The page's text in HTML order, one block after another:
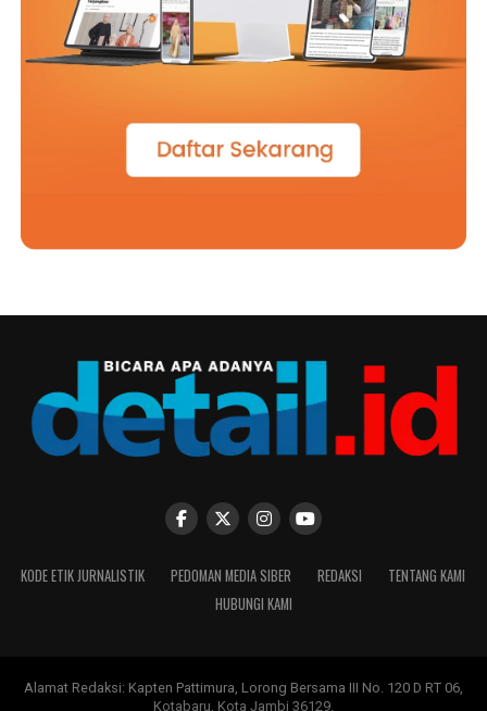
KODE ETIK JURNALISTIK PEDOMAN MEDIA SIBER REDAKSI
TENTANG KAMI
HUBUNGI KAMI
Alamat Redaksi: Kapten Pattimura, Lorong Bersama III No. 120 D RT 06,
Kotabaru, Kota Jambi 36129.